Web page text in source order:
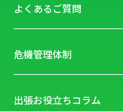
よくあるご質問
危機管理体制
出張お役立ちコラム